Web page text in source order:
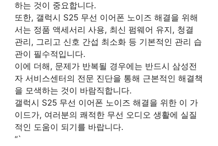
하는 것이 중요합니다.
또한, 갤럭시 S25 무선 이어폰 노이즈 해결을 위해
서는 정품 액세서리 사용, 최신 펌웨어 유지, 청결
관리, 그리고 신호 간섭 최소화 등 기본적인 관리 습
관이 필수적입니다.
이에 더해, 문제가 반복될 경우에는 반드시 삼성전
자 서비스센터의 전문 진단을 통해 근본적인 해결책
을 모색하는 것이 바람직합니다.
갤럭시 S25 무선 이어폰 노이즈 해결을 위한 이 가
이드가, 여러분의 쾌적한 무선 오디오 생활에 실질
적인 도움이 되기를 바랍니다.
“`